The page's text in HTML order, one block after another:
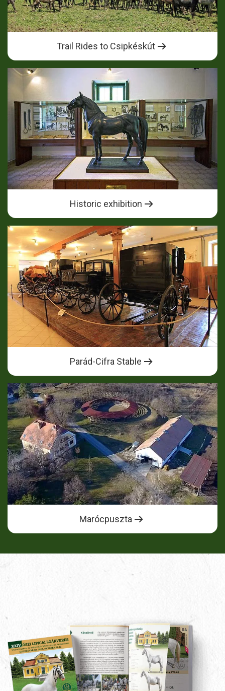
Trail Rides to Csipkéskút
Historic exhibition
Parád-Cifra Stable
Marócpuszta